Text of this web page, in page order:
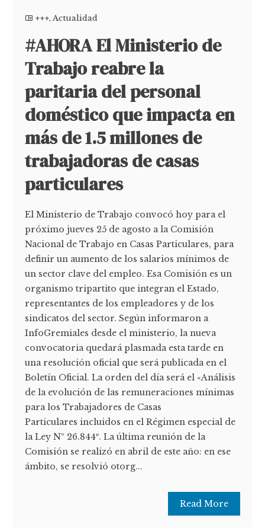
+++,Actualidad
#AHORA El Ministerio de
Trabajo reabre la
paritaria del personal
doméstico que impacta en
más de 1.5 millones de
trabajadoras de casas
particulares
El Ministerio de Trabajo convocó hoy para el
próximo jueves 25 de agosto a la Comisión
Nacional de Trabajo en Casas Particulares, para
definir un aumento de los salarios mínimos de
un sector clave del empleo. Esa Comisión es un
organismo tripartito que integran el Estado,
representantes de los empleadores y de los
sindicatos del sector. Según informaron a
InfoGremiales desde el ministerio, la nueva
convocatoria quedará plasmada esta tarde en
una resolución oficial que será publicada en el
Boletín Oficial. La orden del día será el «Análisis
de la evolución de las remuneraciones mínimas
para los Trabajadores de Casas
Particulares incluidos en el Régimen especial de
la Ley Nº 26.844″. La última reunión de la
Comisión se realizó en abril de este año: en ese
ámbito, se resolvió otorg...
Read More